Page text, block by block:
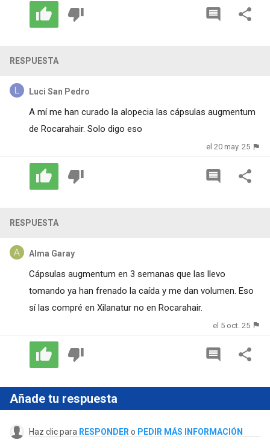
RESPUESTA
Luci San Pedro
A mí me han curado la alopecia las cápsulas augmentum
de Rocarahair. Solo digo eso
el 20 may. 25
RESPUESTA
Alma Garay
Cápsulas augmentum en 3 semanas que las llevo
tomando ya han frenado la caída y me dan volumen. Eso
sí las compré en Xilanatur no en Rocarahair.
el 5 oct. 25
Añade tu respuesta
Haz clic para RESPONDER o PEDIR MÁS INFORMACIÓN